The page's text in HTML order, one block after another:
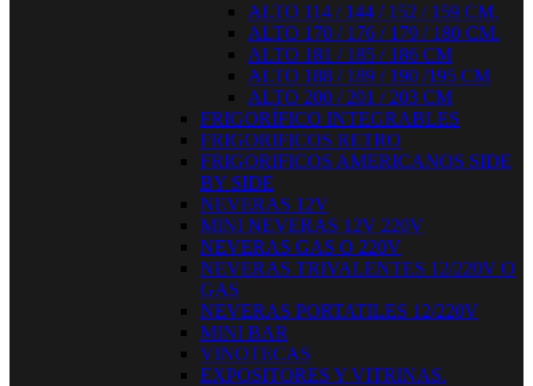
ALTO 114 / 144 / 152 / 159 CM.
ALTO 170 / 176 / 179 / 180 CM.
ALTO 181 / 185 / 186 CM
ALTO 188 / 189 / 190 /195 CM
ALTO 200 / 201 / 203 CM
FRIGORÍFICO INTEGRABLES
FRIGORIFICOS RETRO
FRIGORIFICOS AMERICANOS SIDE
BY SIDE
NEVERAS 12V
MINI NEVERAS 12V 220V
NEVERAS GAS O 220V
NEVERAS TRIVALENTES 12/220V O
GAS
NEVERAS PORTATILES 12/220V
MINI BAR
VINOTECAS
EXPOSITORES Y VITRINAS.